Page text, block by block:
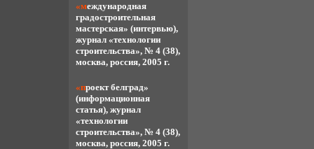
«международная
градостроительная
мастерская» (интервью),
журнал «технологии
строительства», № 4 (38),
москва, россия, 2005 г.
«проект белград»
(информационная
статья), журнал
«технологии
строительства», № 4 (38),
москва, россия, 2005 г.